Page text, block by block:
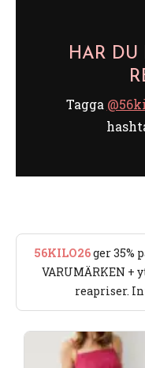
HAR DU
Tagga
56KILO26ger 35%
VARUMÄRKEN +
reapriser.